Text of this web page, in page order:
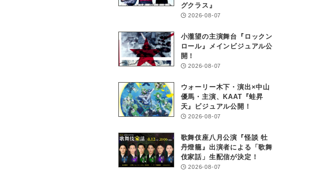
グクラス』
2026-08-07
小瀧望の主演舞台『ロックン
ロール』メインビジュアル公
開！
2026-08-07
ウォーリー木下・演出×中山
優馬・主演、KAAT『蛙昇
天』ビジュアル公開！
2026-08-07
歌舞伎座八月公演『怪談 牡
丹燈籠』出演者による「歌舞
伎家話」生配信が決定！
2026-08-07